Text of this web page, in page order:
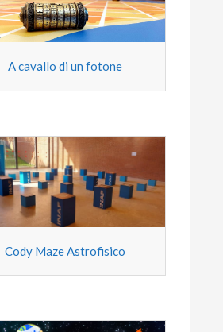
A cavallo di un fotone
Cody Maze Astrofisico